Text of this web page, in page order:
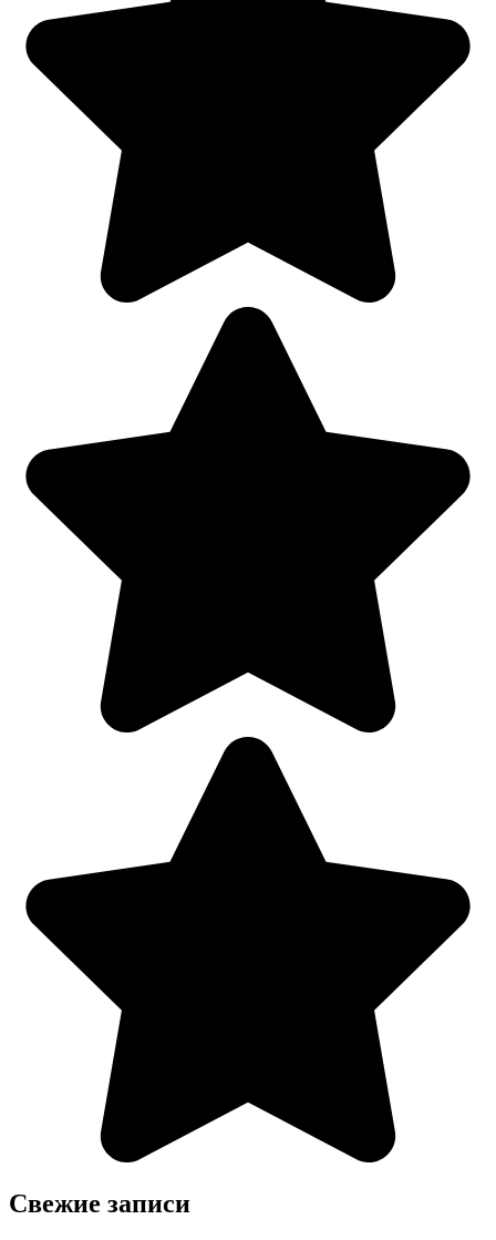
Свежие записи